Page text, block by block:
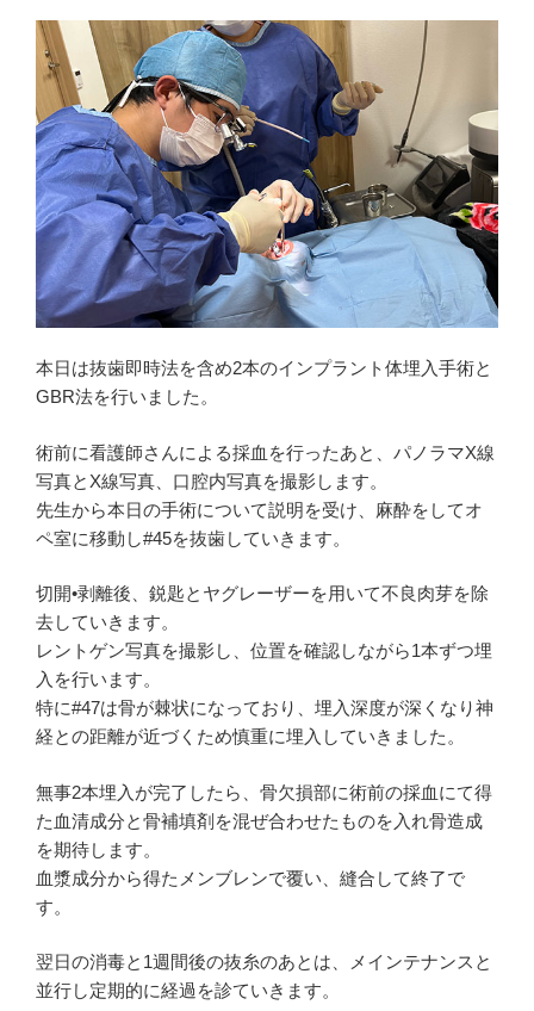
本日は抜歯即時法を含め2本のインプラント体埋入手術と
GBR法を行いました。
術前に看護師さんによる採血を行ったあと、パノラマX線
写真とX線写真、口腔内写真を撮影します。
先生から本日の手術について説明を受け、麻酔をしてオ
ペ室に移動し#45を抜歯していきます。
切開•剥離後、鋭匙とヤグレーザーを用いて不良肉芽を除
去していきます。
レントゲン写真を撮影し、位置を確認しながら1本ずつ埋
入を行います。
特に#47は骨が棘状になっており、埋入深度が深くなり神
経との距離が近づくため慎重に埋入していきました。
無事2本埋入が完了したら、骨欠損部に術前の採血にて得
た血清成分と骨補填剤を混ぜ合わせたものを入れ骨造成
を期待します。
血漿成分から得たメンブレンで覆い、縫合して終了で
す。
翌日の消毒と1週間後の抜糸のあとは、メインテナンスと
並行し定期的に経過を診ていきます。